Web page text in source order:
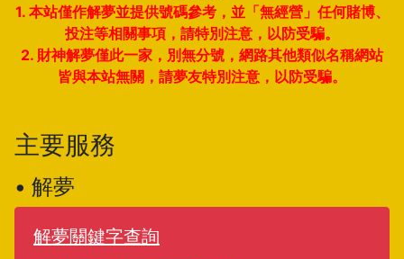
1. 本站僅作解夢並提供號碼參考，並「無經營」任何賭博、
投注等相關事項，請特別注意，以防受騙。
2. 財神解夢僅此一家，別無分號，網路其他類似名稱網站
皆與本站無關，請夢友特別注意，以防受騙。
主要服務
• 解夢
解夢關鍵字查詢